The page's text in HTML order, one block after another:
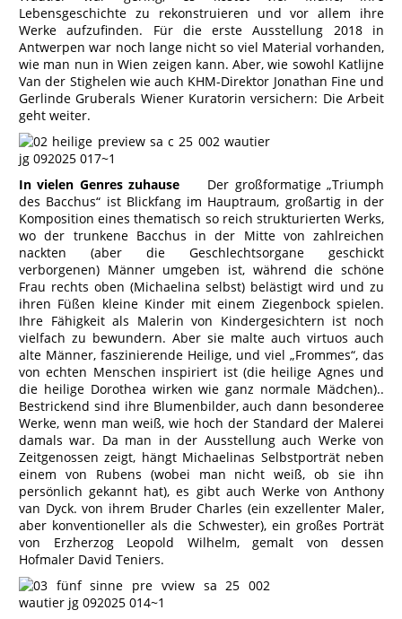
Lebensgeschichte zu rekonstruieren und vor allem ihre
Werke aufzufinden. Für die erste Ausstellung 2018 in
Antwerpen war noch lange nicht so viel Material vorhanden,
wie man nun in Wien zeigen kann. Aber, wie sowohl Katlijne
Van der Stighelen wie auch KHM-Direktor Jonathan Fine und
Gerlinde Gruberals Wiener Kuratorin versichern: Die Arbeit
geht weiter.
In vielen Genres zuhauseDer großformatige „Triumph
des Bacchus“ ist Blickfang im Hauptraum, großartig in der
Komposition eines thematisch so reich strukturierten Werks,
wo der trunkene Bacchus in der Mitte von zahlreichen
nackten (aber die Geschlechtsorgane geschickt
verborgenen) Männer umgeben ist, während die schöne
Frau rechts oben (Michaelina selbst) belästigt wird und zu
ihren Füßen kleine Kinder mit einem Ziegenbock spielen.
Ihre Fähigkeit als Malerin von Kindergesichtern ist noch
vielfach zu bewundern. Aber sie malte auch virtuos auch
alte Männer, faszinierende Heilige, und viel „Frommes“, das
von echten Menschen inspiriert ist (die heilige Agnes und
die heilige Dorothea wirken wie ganz normale Mädchen)..
Bestrickend sind ihre Blumenbilder, auch dann besonderee
Werke, wenn man weiß, wie hoch der Standard der Malerei
damals war. Da man in der Ausstellung auch Werke von
Zeitgenossen zeigt, hängt Michaelinas Selbstporträt neben
einem von Rubens (wobei man nicht weiß, ob sie ihn
persönlich gekannt hat), es gibt auch Werke von Anthony
van Dyck. von ihrem Bruder Charles (ein exzellenter Maler,
aber konventioneller als die Schwester), ein großes Porträt
von Erzherzog Leopold Wilhelm, gemalt von dessen
Hofmaler David Teniers.